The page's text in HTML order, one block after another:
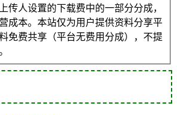
传人设置的下载费中的一部分分成，
成本。本站仅为用户提供资料分享平
免费共享（平台无费用分成），不提